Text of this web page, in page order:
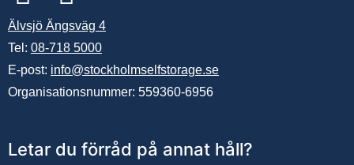
Älvsjö Ängsväg 4
Tel: 08-718 5000
E-post: info@stockholmselfstorage.se
Organisationsnummer: 559360-6956
Letar du förråd på annat håll?